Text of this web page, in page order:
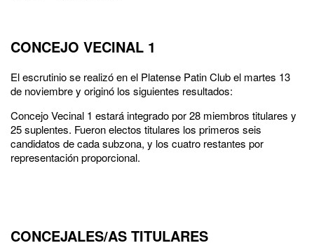
CONCEJO VECINAL 1
El escrutinio se realizó en el Platense Patin Club el martes 13
de noviembre y originó los siguientes resultados:
Concejo Vecinal 1 estará integrado por 28 miembros titulares y
25 suplentes. Fueron electos titulares los primeros seis
candidatos de cada subzona, y los cuatro restantes por
representación proporcional.
CONCEJALES/AS TITULARES